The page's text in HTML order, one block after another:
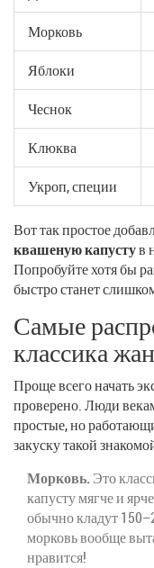
Морковь
Яблоки
Чеснок
Клюква
Укроп, специи
Вот так простое
квашеную капустув
Попробуйте хотя бы
быстро станет
Самые
классика
Проще всего начать
проверено. Люди
простые, но
закуску такой
Морковь.Это
капусту мягче и
обычно кладут
морковь вообще
нравится!